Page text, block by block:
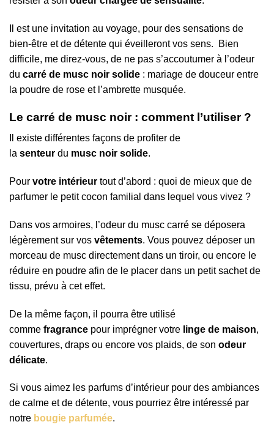
Il est une invitation au voyage, pour des sensations de
bien-être et de détente qui éveilleront vos sens. Bien
difficile, me direz-vous, de ne pas s’accoutumer à l’odeur
du carré de musc noir solide : mariage de douceur entre
la poudre de rose et l’ambrette musquée.
Le carré de musc noir : comment l’utiliser ?
Il existe différentes façons de profiter de
la senteur du musc noir solide.
Pour votre intérieur tout d’abord : quoi de mieux que de
parfumer le petit cocon familial dans lequel vous vivez ?
Dans vos armoires, l’odeur du musc carré se déposera
légèrement sur vos vêtements. Vous pouvez déposer un
morceau de musc directement dans un tiroir, ou encore le
réduire en poudre afin de le placer dans un petit sachet de
tissu, prévu à cet effet.
De la même façon, il pourra être utilisé
comme fragrance pour imprégner votre linge de maison,
couvertures, draps ou encore vos plaids, de son odeur
délicate.
Si vous aimez les parfums d’intérieur pour des ambiances
de calme et de détente, vous pourriez être intéressé par
notre bougie parfumée.